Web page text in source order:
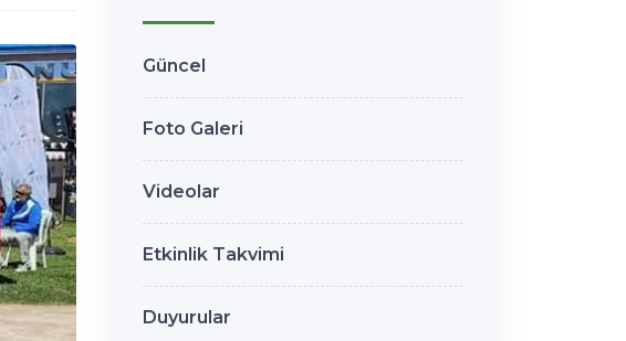
Güncel
Foto Galeri
Videolar
Etkinlik Takvimi
Duyurular